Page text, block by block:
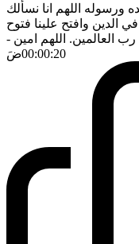
ورسوله اللهم انا نسألك
الدين وافتح علينا فتوح
رب العالمين. اللهم امين -
00:00:20ضَ